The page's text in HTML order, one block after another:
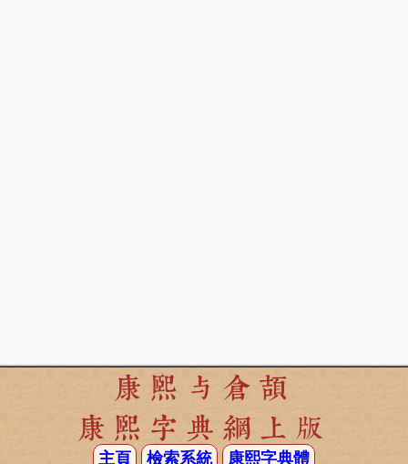
康熙与倉頡
康熙字典網上版
主頁 檢索系統 康熙字典體